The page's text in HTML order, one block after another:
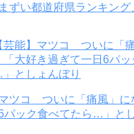
ずい都道府県ランキング
マツコ ついに「痛風」
パック食べてたら…」と